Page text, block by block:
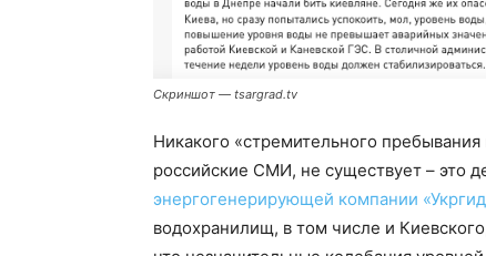
Скриншот — tsargrad.tv
Никакого «стремительного
российские СМИ, не существует – это
энергогенерирующей компании
водохранилищ, в том числе и